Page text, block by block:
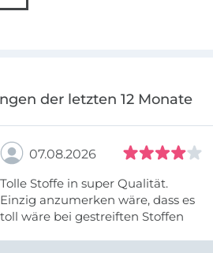
der letzten 12 Monate
07.08.2026
Tolle Stoffe in super Qualität.
Einzig anzumerken wäre, dass es
toll wäre bei gestreiften Stoffen